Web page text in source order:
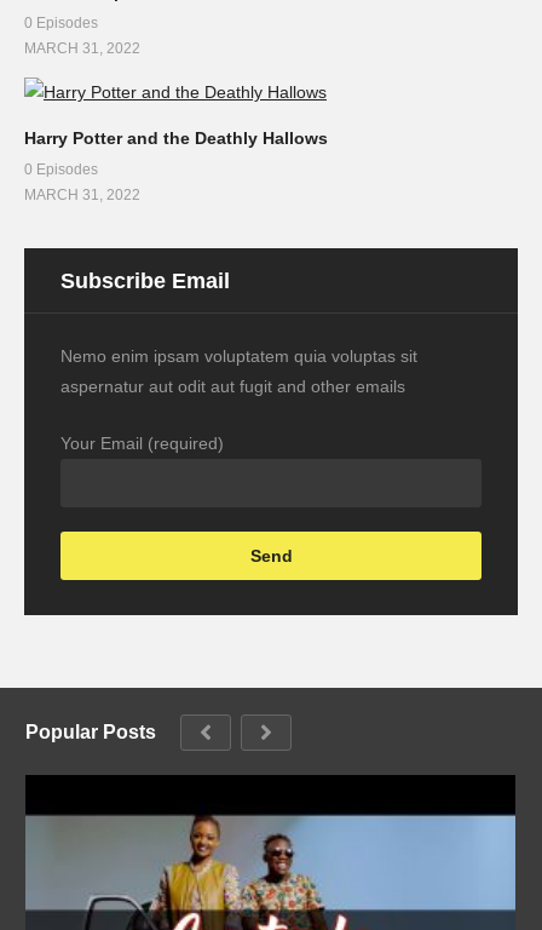
0 Episodes
MARCH 31, 2022
Harry Potter and the Deathly Hallows
0 Episodes
MARCH 31, 2022
Subscribe Email
Nemo enim ipsam voluptatem quia voluptas sit
aspernatur aut odit aut fugit and other emails
Your Email (required)
Popular Posts